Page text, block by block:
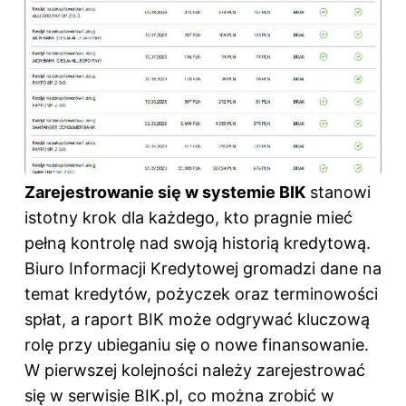
Zarejestrowanie się w systemie BIK stanowi
istotny krok dla każdego, kto pragnie mieć
pełną kontrolę nad swoją historią kredytową.
Biuro Informacji Kredytowej gromadzi dane na
temat kredytów, pożyczek oraz terminowości
spłat, a raport BIK może odgrywać kluczową
rolę przy ubieganiu się o nowe finansowanie.
W pierwszej kolejności należy zarejestrować
się w serwisie BIK.pl, co można zrobić w